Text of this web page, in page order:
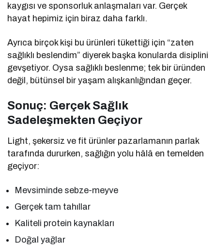
kaygısı ve sponsorluk anlaşmaları var. Gerçek
hayat hepimiz için biraz daha farklı.
Ayrıca birçok kişi bu ürünleri tükettiği için “zaten
sağlıklı beslendim” diyerek başka konularda disiplini
gevşetiyor. Oysa sağlıklı beslenme; tek bir üründen
değil, bütünsel bir yaşam alışkanlığından geçer.
Sonuç: Gerçek Sağlık
Sadeleşmekten Geçiyor
Light, şekersiz ve fit ürünler pazarlamanın parlak
tarafında dururken, sağlığın yolu hâlâ en temelden
geçiyor:
Mevsiminde sebze-meyve
Gerçek tam tahıllar
Kaliteli protein kaynakları
Doğal yağlar